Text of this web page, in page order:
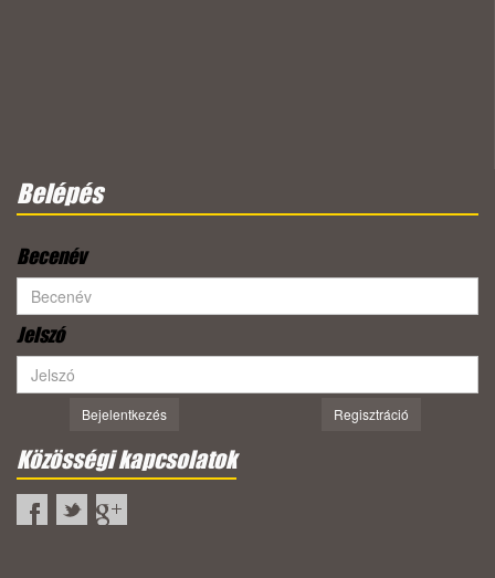
Belépés
Becenév
Jelszó
Bejelentkezés Regisztráció
Közösségi kapcsolatok